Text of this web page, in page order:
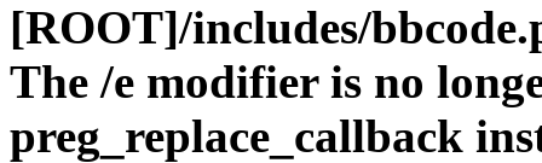
[ROOT]/includes/
The /e modifier is no
preg_replace_callback